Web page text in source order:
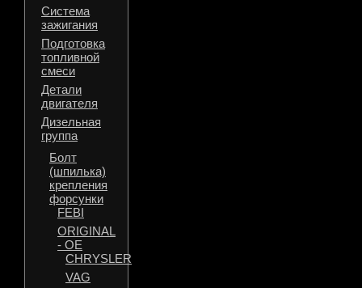
Система
зажигания
Подготовка
топливной
смеси
Детали
двигателя
Дизельная
группа
Болт
(шпилька)
крепления
форсунки
FEBI
ORIGINAL
- OE
CHRYSLER
VAG